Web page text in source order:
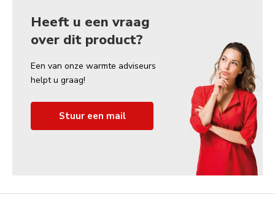
Heeft u een vraag
over dit product?
Een van onze warmte adviseurs
helpt u graag!
Stuur een mail